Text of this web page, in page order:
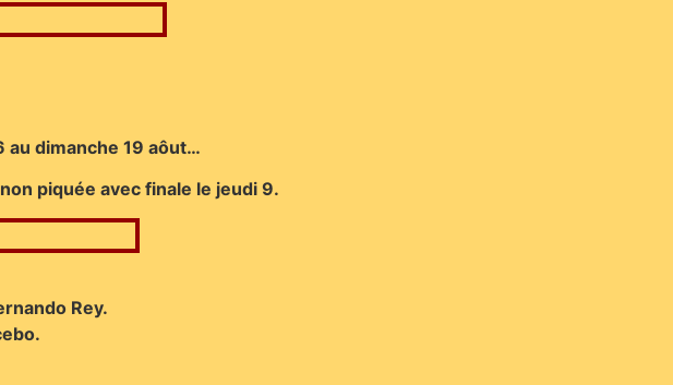
au dimanche 19 aôut…
piquée avec finale le jeudi 9.
Rey.